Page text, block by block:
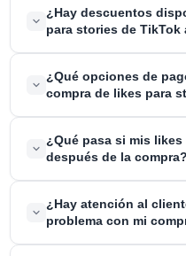
Recibirás tus likes para
realizar tu compra,
¿Hay descuentos
para stories de TikTok
Sí, BuyCheapestFollowers
compra de likes para stories
¿Qué opciones de
compra de likes para
BuyCheapestFollowers
incluyendo tarjetas de
¿Qué pasa si mis
después de la compra?
BuyCheapestFollowers
asegurando que tus vistas de
¿Hay atención al
problema con mi